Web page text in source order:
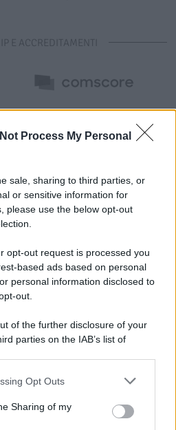
Process My Personal
sale, sharing to third parties, or
or sensitive information for
please use the below opt-out
opt-out request is processed you
based ads based on personal
personal information disclosed to
out.
of the further disclosure of your
parties on the IAB’s list of
disclosed by us to third parties
Opt Outs
Sharing of my
E ACCREDITAMENTI
- P.IVA 04827280654 - Testata
Inferiore N. 8/2020 - RG N.
35792 – ISCRITTA ALL’ANSO
STAMPA ONLINE)
PRIVACY